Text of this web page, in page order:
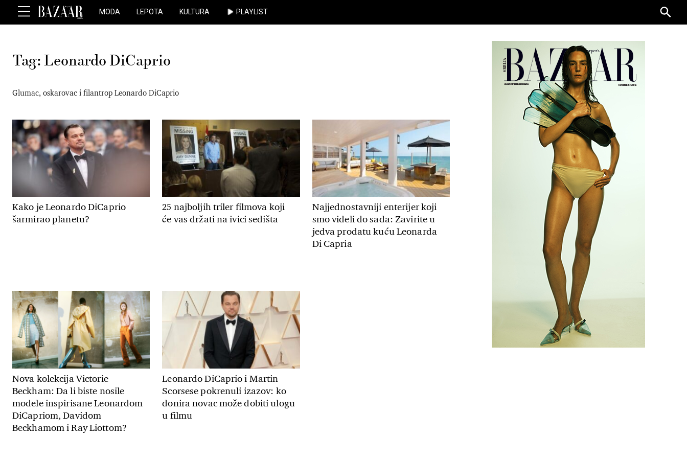
MODA LEPOTA KULTURA PLAYLIST
for:
Tag:Leonardo DiCaprio
Glumac, oskarovac i filantrop Leonardo DiCaprio
Kako je Leonardo DiCaprio
šarmirao planetu?
25 najboljih triler filmova koji
će vas držati na ivici sedišta
Najjednostavniji enterijer koji
smo videli do sada: Zavirite u
jedva prodatu kuću Leonarda
Di Capria
Nova kolekcija Victorie
Beckham: Da li biste nosile
modele inspirisane Leonardom
DiCapriom, Davidom
Beckhamom i Ray Liottom?
Leonardo DiCaprio i Martin
Scorsese pokrenuli izazov: ko
donira novac može dobiti ulogu
u filmu